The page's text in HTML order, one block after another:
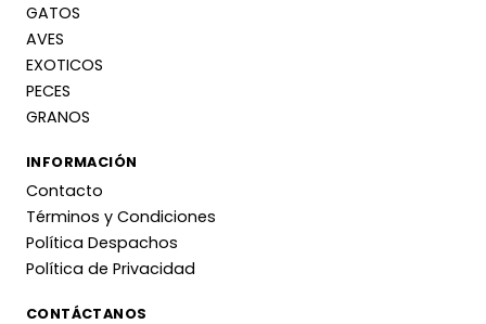
GATOS
AVES
EXOTICOS
PECES
GRANOS
INFORMACIÓN
Contacto
Términos y Condiciones
Política Despachos
Política de Privacidad
CONTÁCTANOS